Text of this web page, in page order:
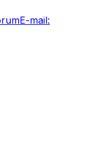
E-mail: